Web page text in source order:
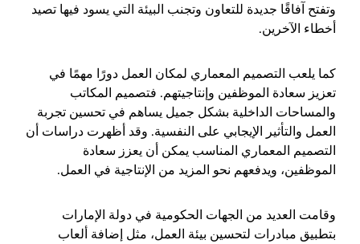
وتفتح آفاقًا جديدة للتعاون وتجنب البيئة التي يسود فيها تصيد
أخطاء الآخرين.
كما يلعب التصميم المعماري لمكان العمل دورًا مهمًا في
تعزيز سعادة الموظفين وإنتاجيتهم. فتصميم المكاتب
والمساحات الداخلية بشكل جميل يساهم في تحسين تجربة
العمل والتأثير الإيجابي على النفسية. وقد أظهرت دراسات أن
التصميم المعماري المناسب يمكن أن يعزز سعادة
الموظفين، ويدفعهم نحو المزيد من الإنتاجية في العمل.
وقامت العديد من الجهات الحكومية في دولة الإمارات
بتطبيق مبادرات لتحسين بيئة العمل، مثل إضافة ألعاب